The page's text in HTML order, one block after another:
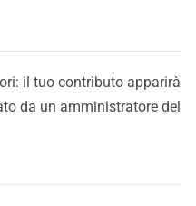
il tuo contributo apparirà
da un amministratore del